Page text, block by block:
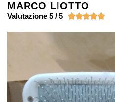
MARCO LIOTTO
Valutazione 5 / 5 